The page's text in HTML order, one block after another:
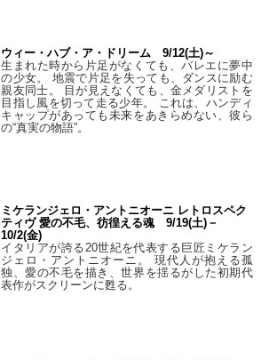
ウィー・ハブ・ア・ドリーム 9/12(土)～
生まれた時から片足がなくても、バレエに夢中
の少女。 地震で片足を失っても、ダンスに励む
親友同士。 目が見えなくても、金メダリストを
目指し風を切って走る少年。 これは、ハンディ
キャップがあっても未来をあきらめない、彼ら
の“真実の物語”。
ミケランジェロ・アントニオーニ レトロスペク
ティヴ 愛の不毛、彷徨える魂 9/19(土)－
10/2(金)
イタリアが誇る20世紀を代表する巨匠ミケラン
ジェロ・アントニオーニ。 現代人が抱える孤
独、愛の不毛を描き、世界を揺るがした初期代
表作がスクリーンに甦る。